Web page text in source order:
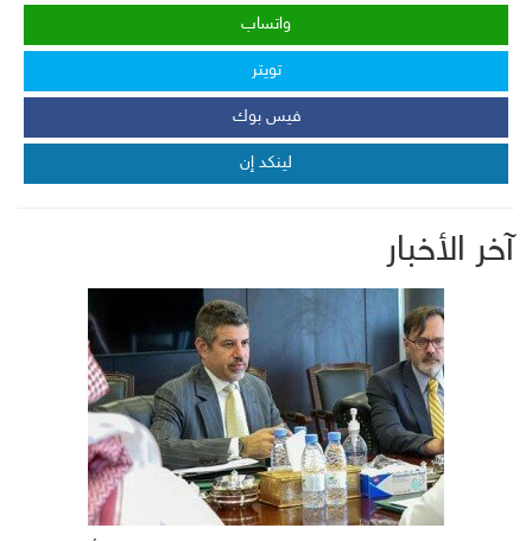
واتساب
تويتر
فيس بوك
لينكد إن
آخر الأخبار